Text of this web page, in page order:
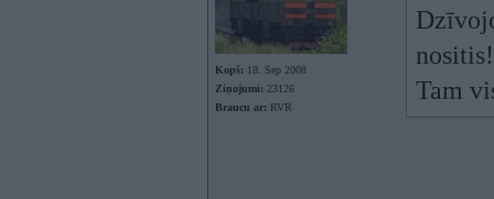
Kopš: 18. Sep 2008
Ziņojumi: 23126
Braucu ar: RVR
Tam